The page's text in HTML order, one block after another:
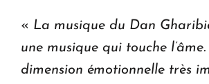
« La musique du Dan
une musique qui touche
dimension émotionnelle très